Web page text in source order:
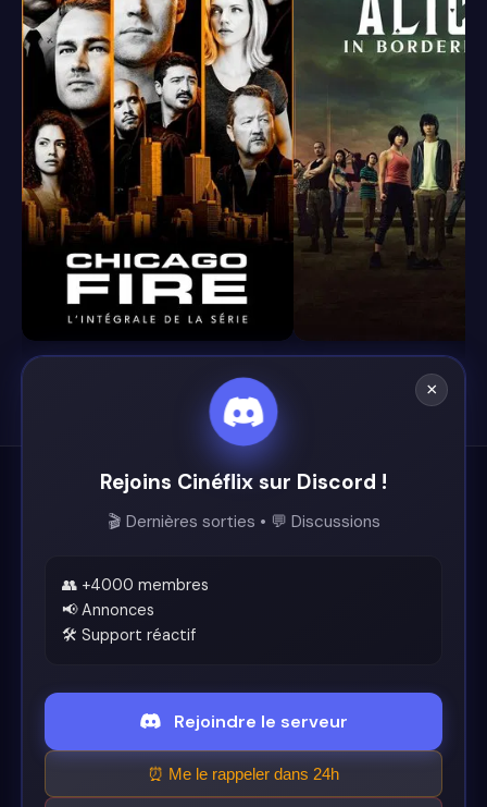
8.4
Cinéflix
Support
Conditions d'utilisation
×
Rejoins Cinéflix sur Discord !
🎬 Dernières sorties • 💬 Discussions
👥 +4000 membres
📢 Annonces
🛠️ Support réactif
Rejoindre le serveur
⏰ Me le rappeler dans 24h